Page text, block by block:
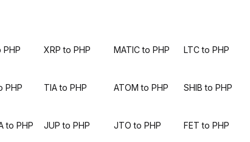
PHP XRP to PHP MATIC to PHP LTC to PHP
PHP TIA to PHP ATOM to PHP SHIB to PHP
to PHP JUP to PHP JTO to PHP FET to PHP